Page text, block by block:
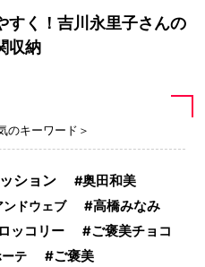
すく！吉川永里子さんの
収納
のキーワード＞
ション 奥田和美
ンドウェブ 高橋みなみ
ッコリー
ご褒美チョコ
テ ご褒美